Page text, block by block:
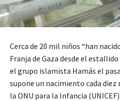
Cerca de 20 mil niños “han
Franja de Gaza desde el
el grupo islamista Hamás el
supone un nacimiento cada diez
la ONU para la Infancia (UNICEF).